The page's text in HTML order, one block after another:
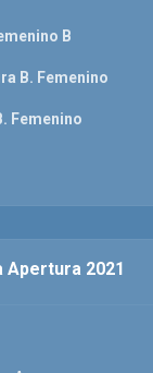
B
B. Femenino
Femenino
Apertura 2021